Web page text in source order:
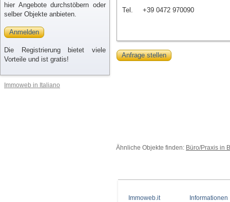
hier Angebote durchstöbern oder
selber Objekte anbieten.
Anmelden
Die Registrierung bietet viele
Vorteile und ist gratis!
Immoweb in Italiano
Tel. +39 0472 970090
Anfrage stellen
Ähnliche Objekte finden: Büro/Praxis in
Immoweb.it Informationen